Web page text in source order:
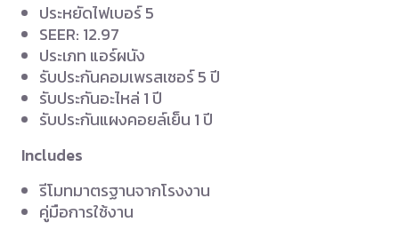
ประหยัดไฟเบอร์ 5
SEER: 12.97
ประเภท แอร์ผนัง
รับประกันคอมเพรสเซอร์ 5 ปี
รับประกันอะไหล่ 1 ปี
รับประกันแผงคอยล์เย็น 1 ปี
Includes
รีโมทมาตรฐานจากโรงงาน
คู่มือการใช้งาน